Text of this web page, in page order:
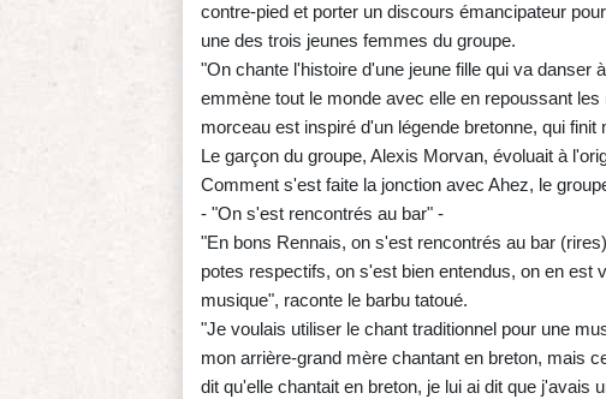
contre-pied et porter un discours émancipateur
une des trois jeunes femmes du groupe.
"On chante l'histoire d'une jeune fille qui va danser
emmène tout le monde avec elle en repoussant
morceau est inspiré d'un légende bretonne, qui finit
Le garçon du groupe, Alexis Morvan, évoluait à
Comment s'est faite la jonction avec Ahez, le
- "On s'est rencontrés au bar" -
"En bons Rennais, on s'est rencontrés au bar
potes respectifs, on s'est bien entendus, on en est
musique", raconte le barbu tatoué.
"Je voulais utiliser le chant traditionnel pour une
mon arrière-grand mère chantant en breton, mais
dit qu'elle chantait en breton, je lui ai dit que j'avais